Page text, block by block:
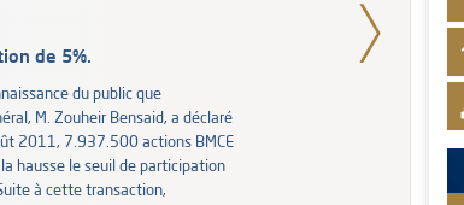
de 5%.
du public que
M. Zouheir Bensaid, a déclaré
2011, 7.937.500 actions BMCE
hausse le seuil de participation
à cette transaction,